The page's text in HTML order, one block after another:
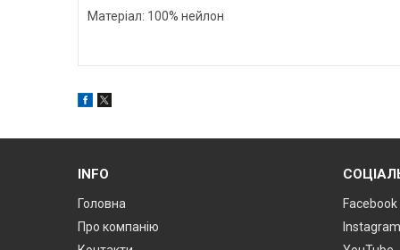
Матеріал: 100% нейлон
INFO
Головна
Про компанію
Facebook